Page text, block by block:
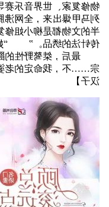
冠军、当红编剧等一系
馆第一展厅里竟有一
五百万求大师一副失
跪着看围棋比赛。”
宣示主权：“离我祖
算命小直女vs军痞糙
汉子】